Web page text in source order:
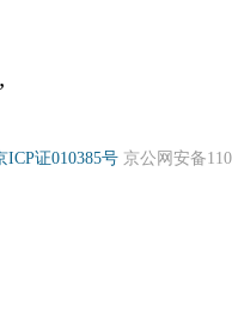
ICP证010385号 京公网安备